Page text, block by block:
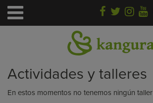
Actividades y talleres
En estos momentos no tenemos ningún taller